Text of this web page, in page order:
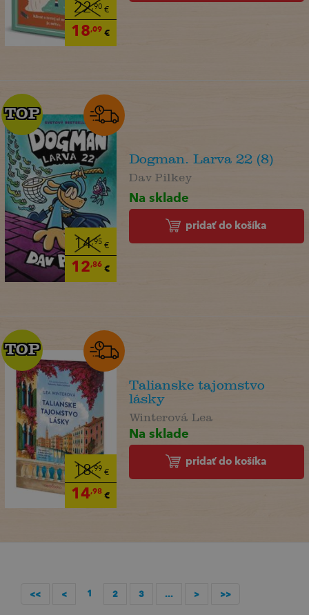
22,90€
18,09€
14,95€
12,86€
TOP
TOP
Dogman. Larva 22 (8)
Dav Pilkey
Na sklade
pridať do košíka
18,99 €
14,98€
TOP
TOP
Talianske tajomstvo
lásky
Winterová Lea
Na sklade
pridať do košíka
<< < 1 2 3 ... > >>